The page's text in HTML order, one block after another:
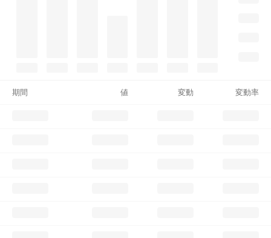
期間 値 変動 変動率